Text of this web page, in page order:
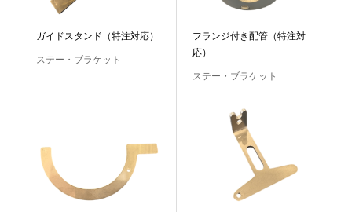
ガイドスタンド（特注対応）
ステー・ブラケット
フランジ付き配管（特注対
応）
ステー・ブラケット